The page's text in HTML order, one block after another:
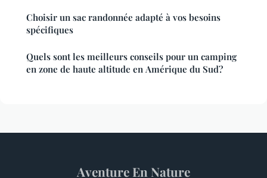
Choisir un sac randonnée adapté à vos besoins
spécifiques
Quels sont les meilleurs conseils pour un camping
en zone de haute altitude en Amérique du Sud?
Aventure En Nature